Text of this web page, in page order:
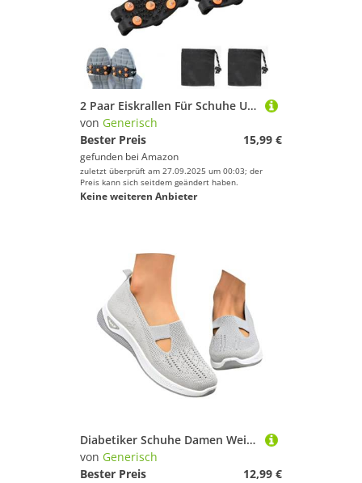
2 Paar Eiskrallen Für Schuhe Und Stiefel, Steigeisen Für Schneetraktion Zum Gehen Auf Schnee Und EIS, 5 Stollen, rutschfeste Schuhgriffe Zum Wandern, Klettern, Angeln
von Generisch
Bester Preis
15,99 €
gefunden bei Amazon
zuletzt überprüft am 27.09.2025 um 00:03; der
Preis kann sich seitdem geändert haben.
Keine weiteren Anbieter
Diabetiker Schuhe Damen Weite Vermascht Schlupfschuhe Orthopädische Wanderschuhe Memory Schaum Sneaker Sommer Atmungsaktiv Lässige Komfort Laufschuhe Turnschuhe Bequem Leichte
von Generisch
Bester Preis
12,99 €